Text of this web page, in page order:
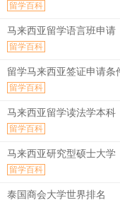
留学百科
马来西亚留学语言班申请
留学百科
留学马来西亚签证申请条
留学百科
马来西亚留学读法学本科
留学百科
马来西亚研究型硕士大学
留学百科
泰国商会大学世界排名